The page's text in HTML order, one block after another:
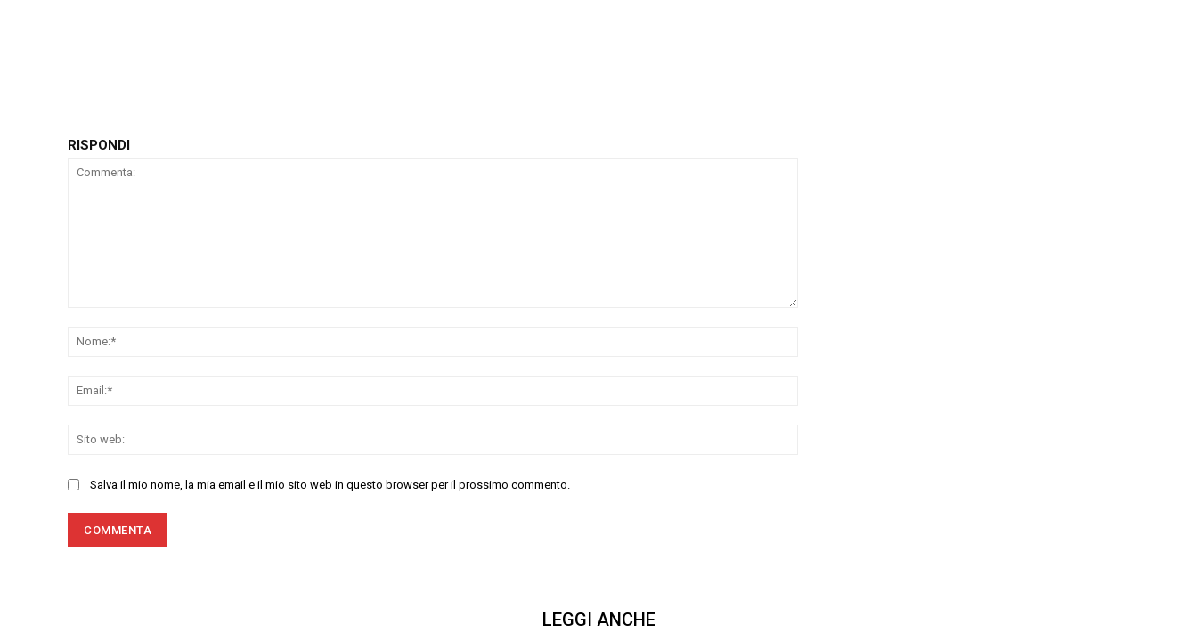
RISPONDI
Salva il mio nome, la mia email e il mio sito web in questo browser per il prossimo commento.
LEGGI ANCHE